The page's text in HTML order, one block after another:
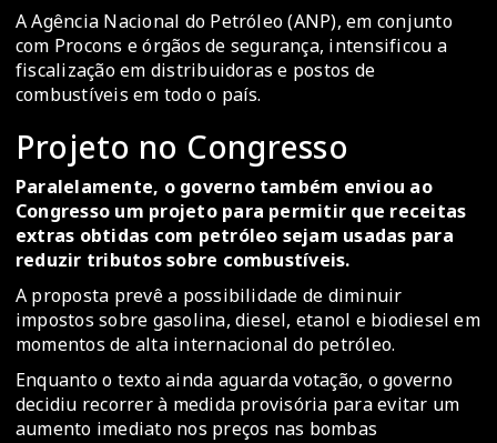
A Agência Nacional do Petróleo (ANP), em conjunto
com Procons e órgãos de segurança, intensificou a
fiscalização em distribuidoras e postos de
combustíveis em todo o país.
Projeto no Congresso
Paralelamente, o governo também enviou ao
Congresso um projeto para permitir que receitas
extras obtidas com petróleo sejam usadas para
reduzir tributos sobre combustíveis.
A proposta prevê a possibilidade de diminuir
impostos sobre gasolina, diesel, etanol e biodiesel em
momentos de alta internacional do petróleo.
Enquanto o texto ainda aguarda votação, o governo
decidiu recorrer à medida provisória para evitar um
aumento imediato nos preços nas bombas